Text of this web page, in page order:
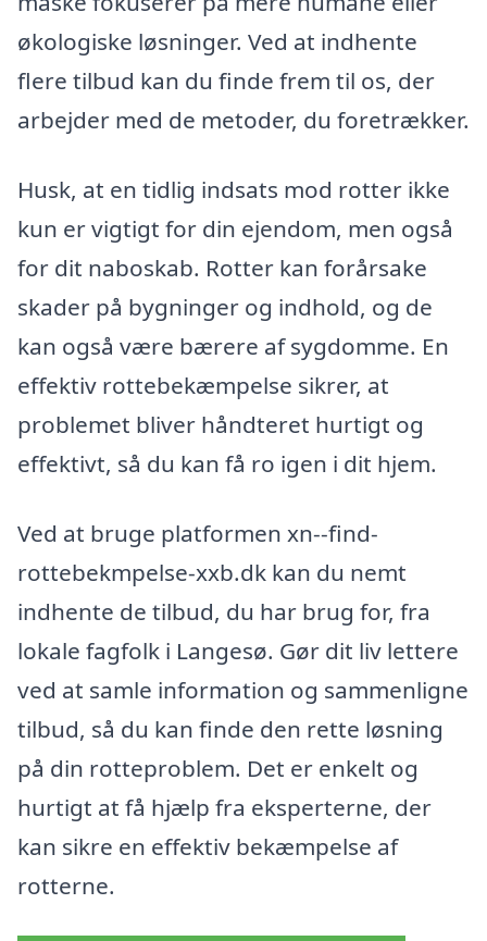
økologiske løsninger. Ved at indhente
flere tilbud kan du finde frem til os, der
arbejder med de metoder, du foretrækker.
Husk, at en tidlig indsats mod rotter ikke
kun er vigtigt for din ejendom, men også
for dit naboskab. Rotter kan forårsake
skader på bygninger og indhold, og de
kan også være bærere af sygdomme. En
effektiv rottebekæmpelse sikrer, at
problemet bliver håndteret hurtigt og
effektivt, så du kan få ro igen i dit hjem.
Ved at bruge platformen xn--find-
rottebekmpelse-xxb.dk kan du nemt
indhente de tilbud, du har brug for, fra
lokale fagfolk i Langesø. Gør dit liv lettere
ved at samle information og sammenligne
tilbud, så du kan finde den rette løsning
på din rotteproblem. Det er enkelt og
hurtigt at få hjælp fra eksperterne, der
kan sikre en effektiv bekæmpelse af
rotterne.